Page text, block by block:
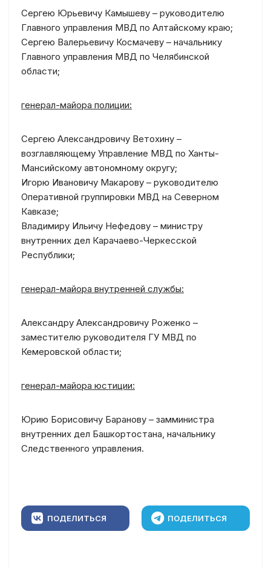
Сергею Юрьевичу Камышеву – руководителю
Главного управления МВД по Алтайскому краю;
Сергею Валерьевичу Космачеву – начальнику
Главного управления МВД по Челябинской
области;
генерал-майора полиции:
Сергею Александровичу Ветохину –
возглавляющему Управление МВД по Ханты-
Мансийскому автономному округу;
Игорю Ивановичу Макарову – руководителю
Оперативной группировки МВД на Северном
Кавказе;
Владимиру Ильичу Нефедову – министру
внутренних дел Карачаево-Черкесской
Республики;
генерал-майора внутренней службы:
Александру Александровичу Роженко –
заместителю руководителя ГУ МВД по
Кемеровской области;
генерал-майора юстиции:
Юрию Борисовичу Баранову – замминистра
внутренних дел Башкортостана, начальнику
Следственного управления.
ПОДЕЛИТЬСЯ ПОДЕЛИТЬСЯ